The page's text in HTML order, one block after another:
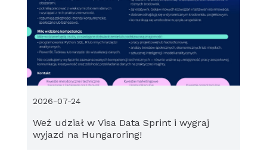
Weź udział w Visa Data Sprint i wygraj
wyjazd na Hungaroring!
2026-07-24